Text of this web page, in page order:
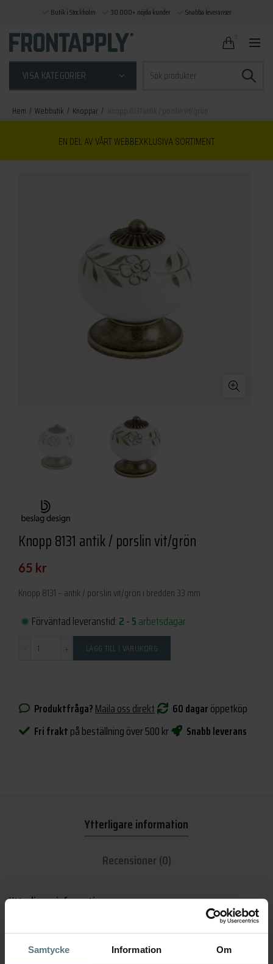
Samtycke Information Om
VISA KATEGORIER
efter:
Hem Webbutik Knoppar
EN DEL AV VÅRT WEBBEXKLUSIVA SORTIMENT
Knopp 8131 antik / porslin vit/grön
65 kr
Knopp 8131 – antik / porslin vit/grön i bredden 33 mm.
Förväntad leveranstid:2 - 5arbetsdagar
LÄGG TILL I VARUKORG
Produktfråga?Maila oss direkt 60 dagaröppetköp
Fri fraktpå beställning över 500 kr Snabb leverans
Ytterligare information
Recensioner (0)
Ytterligare information
Dimensioner 33 × 33 × 42 mm
Butik i Stockholm 30.000+ nöjda kunder Snabba leveranser